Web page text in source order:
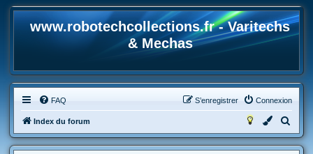
www.robotechcollections.fr - Varitechs
& Mechas
FAQ Connexion
S’enregistrer
Index du forum
e